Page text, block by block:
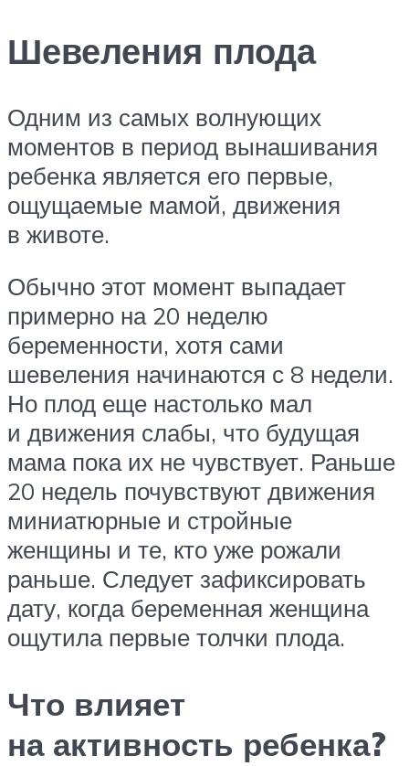
Шевеления плода
Одним из самых волнующих
моментов в период вынашивания
ребенка является его первые,
ощущаемые мамой, движения
в животе.
Обычно этот момент выпадает
примерно на 20 неделю
беременности, хотя сами
шевеления начинаются с 8 недели.
Но плод еще настолько мал
и движения слабы, что будущая
мама пока их не чувствует. Раньше
20 недель почувствуют движения
миниатюрные и стройные
женщины и те, кто уже рожали
раньше. Следует зафиксировать
дату, когда беременная женщина
ощутила первые толчки плода.
Что влияет
на активность ребенка?